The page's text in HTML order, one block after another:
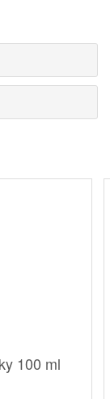
100 ml